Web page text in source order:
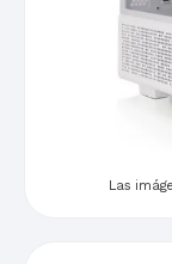
Las